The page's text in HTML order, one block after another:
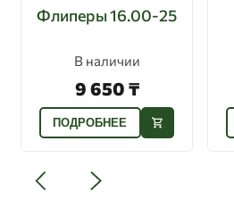
Флиперы 16.00-25
В наличии
9 650 ₸
ПОДРОБНЕЕ